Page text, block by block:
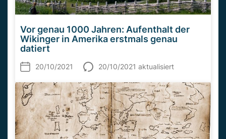
Vor genau 1000 Jahren: Aufenthalt der
Wikinger in Amerika erstmals genau
datiert
20/10/2021 20/10/2021 aktualisiert